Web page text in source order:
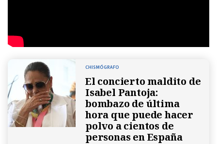
CHISMÓGRAFO
El concierto maldito de
Isabel Pantoja:
bombazo de última
hora que puede hacer
polvo a cientos de
personas en España